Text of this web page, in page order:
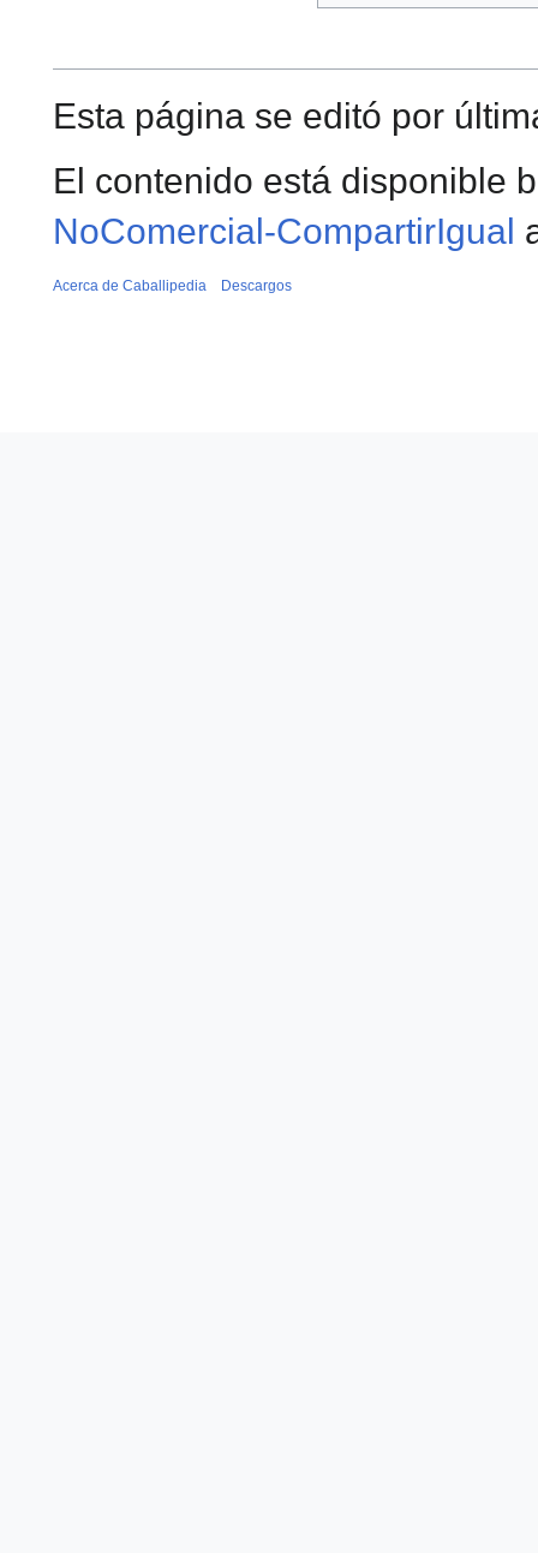
Esta página se editó por
El contenido está disponible
NoComercial-CompartirIgual
Acerca de Caballipedia Descargos